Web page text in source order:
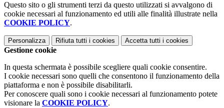
Questo sito o gli strumenti terzi da questo utilizzati si avvalgono di
cookie necessari al funzionamento ed utili alle finalità illustrate nella
COOKIE POLICY.
Personalizza Rifiuta tutti i cookies Accetta tutti i cookies
Gestione cookie
In questa schermata è possibile scegliere quali cookie consentire.
I cookie necessari sono quelli che consentono il funzionamento della
piattaforma e non è possibile disabilitarli.
Per conoscere quali sono i cookie necessari al funzionamento potete
visionare la COOKIE POLICY.